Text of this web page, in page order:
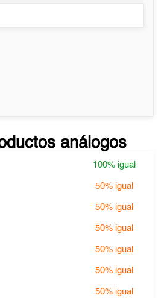
análogos
100% igual
50% igual
50% igual
50% igual
50% igual
50% igual
50% igual